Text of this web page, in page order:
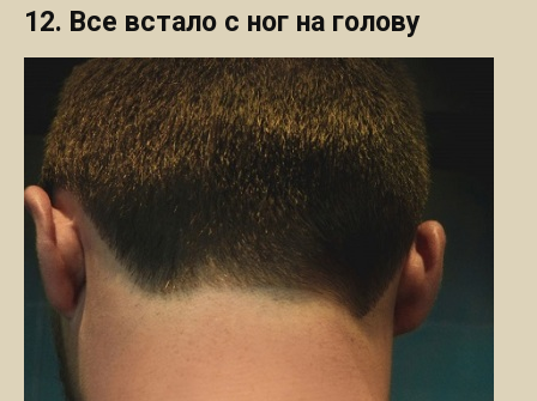
12. Все встало с ног на голову